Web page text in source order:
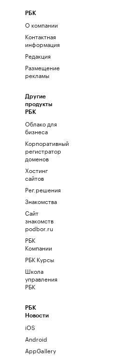
РБК
О компании
Контактная
информация
Редакция
Размещение
рекламы
Другие
продукты
РБК
Облако для
бизнеса
Корпоративный
регистратор
доменов
Хостинг
сайтов
Рег.решения
Знакомства
Сайт
знакомств
podbor.ru
РБК
Компании
РБК Курсы
Школа
управления
РБК
РБК
Новости
iOS
Android
AppGallery